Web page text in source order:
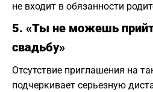
не входит в обязанности
5. «Ты не можешь
свадьбу»
Отсутствие приглашения на
подчеркивает серьезную